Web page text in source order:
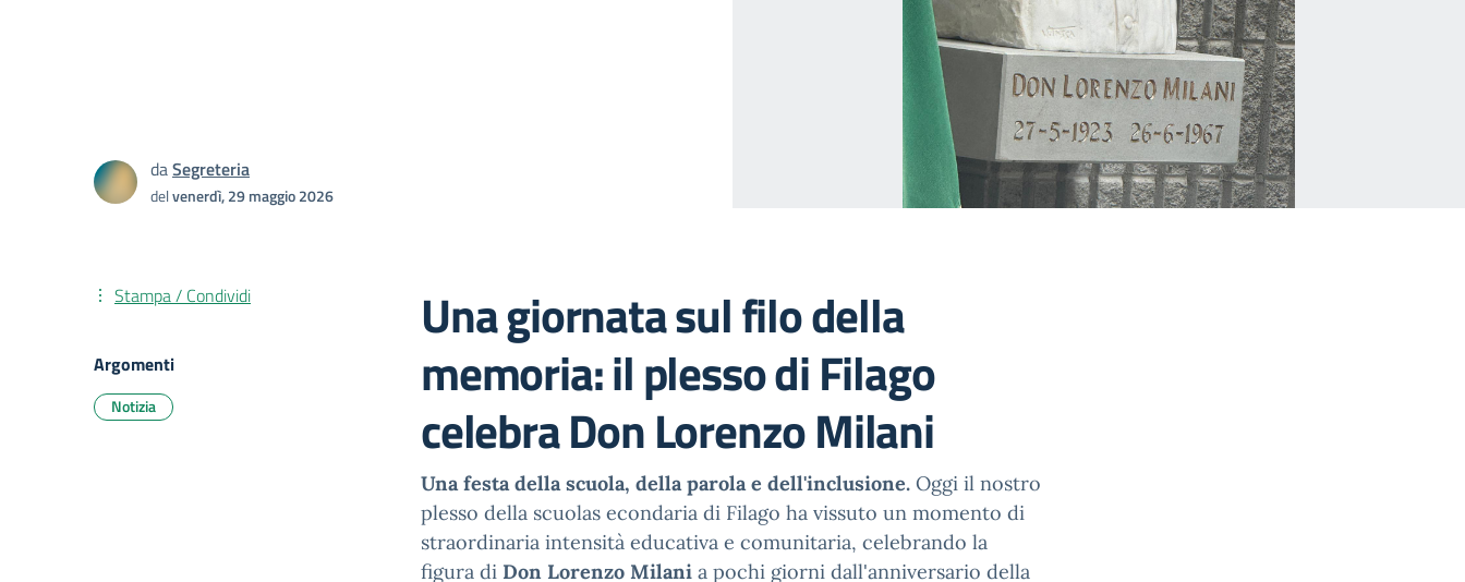
daSegreteria
delvenerdì, 29 maggio 2026
Una giornata sul filo della
memoria: il plesso di Filago
celebra Don Lorenzo Milani
Una festa della scuola, della parola e dell'inclusione. Oggi il nostro
plesso della scuolas econdaria di Filago ha vissuto un momento di
straordinaria intensità educativa e comunitaria, celebrando la
figura di Don Lorenzo Milani a pochi giorni dall'anniversario della
Stampa / Condividi
Argomenti
Notizia